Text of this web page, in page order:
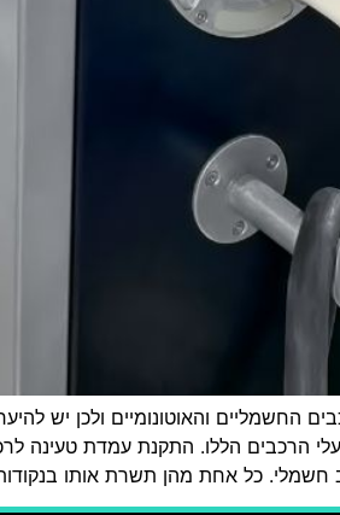
החשמליים והאוטונומיים ולכן יש
הרכבים הללו. התקנת עמדת טעינה
כל אחת מהן תשרת אותו